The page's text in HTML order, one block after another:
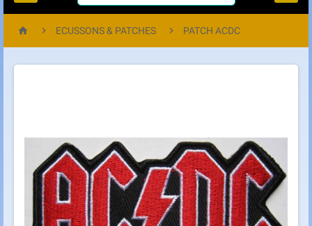
  ECUSSONS & PATCHES  PATCH ACDC